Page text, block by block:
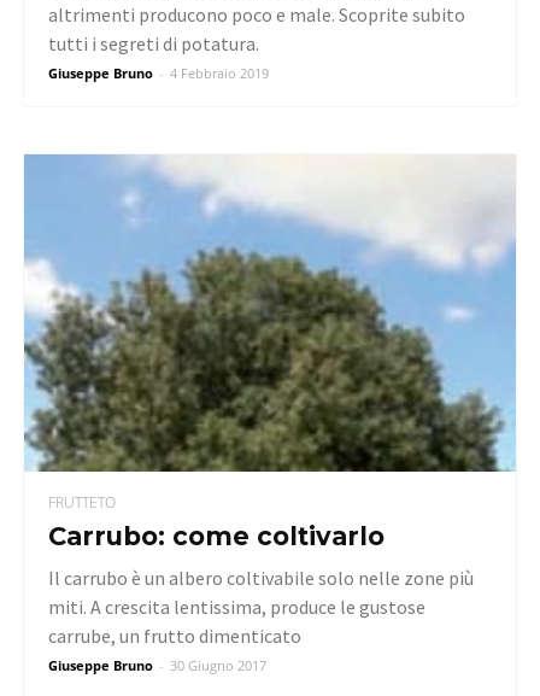
Giuseppe Bruno - 4 Febbraio 2019
altrimenti producono poco e male. Scoprite subito
tutti i segreti di potatura.
FRUTTETO
Carrubo: come coltivarlo
Giuseppe Bruno - 30 Giugno 2017
Il carrubo è un albero coltivabile solo nelle zone più
miti. A crescita lentissima, produce le gustose
carrube, un frutto dimenticato